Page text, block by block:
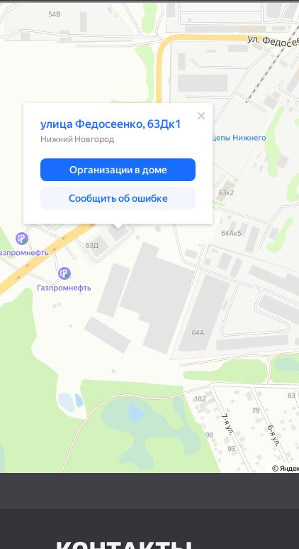
Нижний Новгород
Улица Федосеенко, 63Дк1 — Яндекс Карты